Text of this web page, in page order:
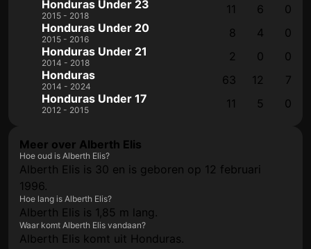
Honduras Under 23
2015 - 2018 11 6
0
Honduras Under 20
2015 - 2016 8 4
0
Honduras Under 21
2014 - 2018 2 0
0
Honduras
2014 - 2024 63 12
7
Honduras Under 17
2012 - 2015 11 5 0
Meer over Alberth Elis
Hoe oud is Alberth Elis?
Alberth Elis is 30 en is geboren op 12 februari
1996.
Hoe lang is Alberth Elis?
Alberth Elis is 1,85 m lang.
Waar komt Alberth Elis vandaan?
Alberth Elis komt uit Honduras.